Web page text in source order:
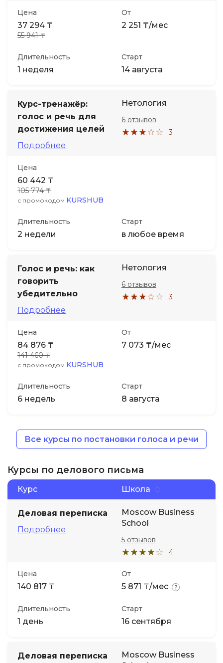
Цена
37 294 ₸
55 941 ₸
От
2 251 ₸/мес
Длительность
1 неделя
Старт
14 августа
Курс-тренажёр:
голос и речь для
достижения целей
Подробнее
Нетология
3
6 отзывов
Цена
60 442 ₸
105 774 ₸
с промокодом KURSHUB
Длительность
2 недели
Старт
в любое время
Голос и речь: как
говорить
убедительно
Подробнее
Нетология
3
6 отзывов
Цена
84 876 ₸
141 460 ₸
с промокодом KURSHUB
От
7 073 ₸/мес
Длительность
6 недель
Старт
8 августа
Все курсы по постановки голоса и речи
Курсы по делового письма
Курс Школа
Деловая переписка
Подробнее
Moscow Business
School
4
5 отзывов
Цена
140 817 ₸
От
5 871 ₸/мес
Длительность
1 день
Старт
16 сентября
Деловая переписка
Moscow Business